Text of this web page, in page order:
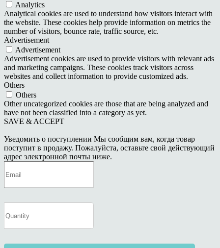
Analytics
Analytical cookies are used to understand how visitors interact with
the website. These cookies help provide information on metrics the
number of visitors, bounce rate, traffic source, etc.
Advertisement
Advertisement
Advertisement cookies are used to provide visitors with relevant ads
and marketing campaigns. These cookies track visitors across
websites and collect information to provide customized ads.
Others
Others
Other uncategorized cookies are those that are being analyzed and
have not been classified into a category as yet.
SAVE & ACCEPT
Уведомить о поступлении Мы сообщим вам, когда товар
поступит в продажу. Пожалуйста, оставьте свой действующий
адрес электронной почты ниже.